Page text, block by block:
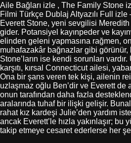
Aile Bağları izle , The Family Stone
Filmi Türkçe Dublaj Altyazılı Full izle
Everett Stone, yeni sevgilisi
gider. Potansiyel kayınpeder ve
elinden geleni yapmasına rağmen,
muhafazakâr bağnazlar gibi görünür,
Stone’ların ise kendi sorunları
karşıtı, kırsal Connecticut ailesi,
Ona bir şans veren tek kişi, ailenin
uzlaşmaz oğlu Ben’dir ve Everett de
onun tarafından daha fazla
aralarında tuhaf bir ilişki gelişir.
rahat kız kardeşi Julie’den yardım
ancak Everett’le hızla yakınlaşır; bu
takip etmeye cesaret ederlerse her